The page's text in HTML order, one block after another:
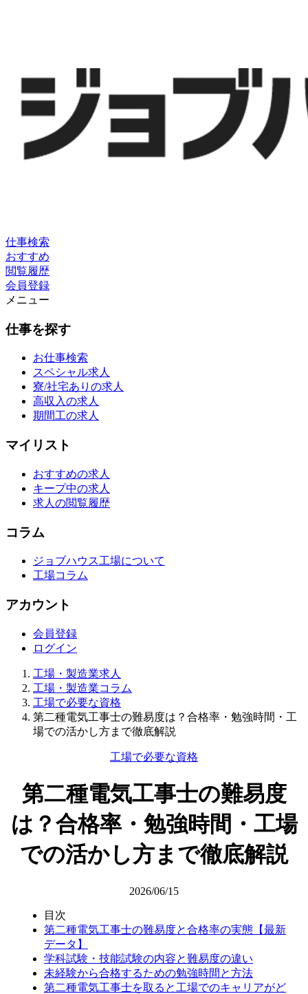
仕事検索
おすすめ
閲覧履歴
会員登録
メニュー
仕事を探す
お仕事検索
スペシャル求人
寮/社宅ありの求人
高収入の求人
期間工の求人
マイリスト
おすすめの求人
キープ中の求人
求人の閲覧履歴
コラム
ジョブハウス工場について
工場コラム
アカウント
会員登録
ログイン
工場・製造業求人
工場・製造業コラム
工場で必要な資格
第二種電気工事士の難易度は？合格率・勉強時間・工
場での活かし方まで徹底解説
工場で必要な資格
第二種電気工事士の難易度
は？合格率・勉強時間・工場
での活かし方まで徹底解説
2026/06/15
目次
第二種電気工事士の難易度と合格率の実態【最新
データ】
学科試験・技能試験の内容と難易度の違い
未経験から合格するための勉強時間と方法
第二種電気工事士を取ると工場でのキャリアがど